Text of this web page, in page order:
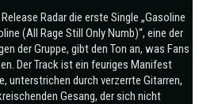
Radar die erste Single „Gasoline
(All Rage Still Only Numb)“, eine der
der Gruppe, gibt den Ton an, was Fans
Der Track ist ein feuriges Manifest
unterstrichen durch verzerrte Gitarren,
Gesang, der sich nicht